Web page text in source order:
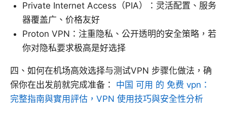
Private Internet Access（PIA）：灵活配置、服务
器覆盖广、价格友好
Proton VPN：注重隐私、公开透明的安全策略，若
你对隐私要求极高是好选择
四、如何在机场高效选择与测试VPN 步骤化做法，确
保你在出发前就完成准备： 中国 可用 的 免费 vpn：
完整指南與實用評估，VPN 使用技巧與安全性分析